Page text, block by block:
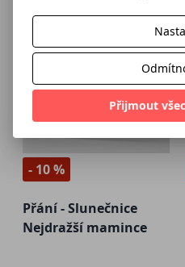
- 10 %
Přání - Slunečnice
Nejdražší mamince
Přijmout